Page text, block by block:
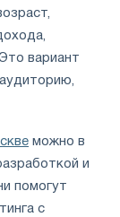
вариант
можно в
и
помогут
с